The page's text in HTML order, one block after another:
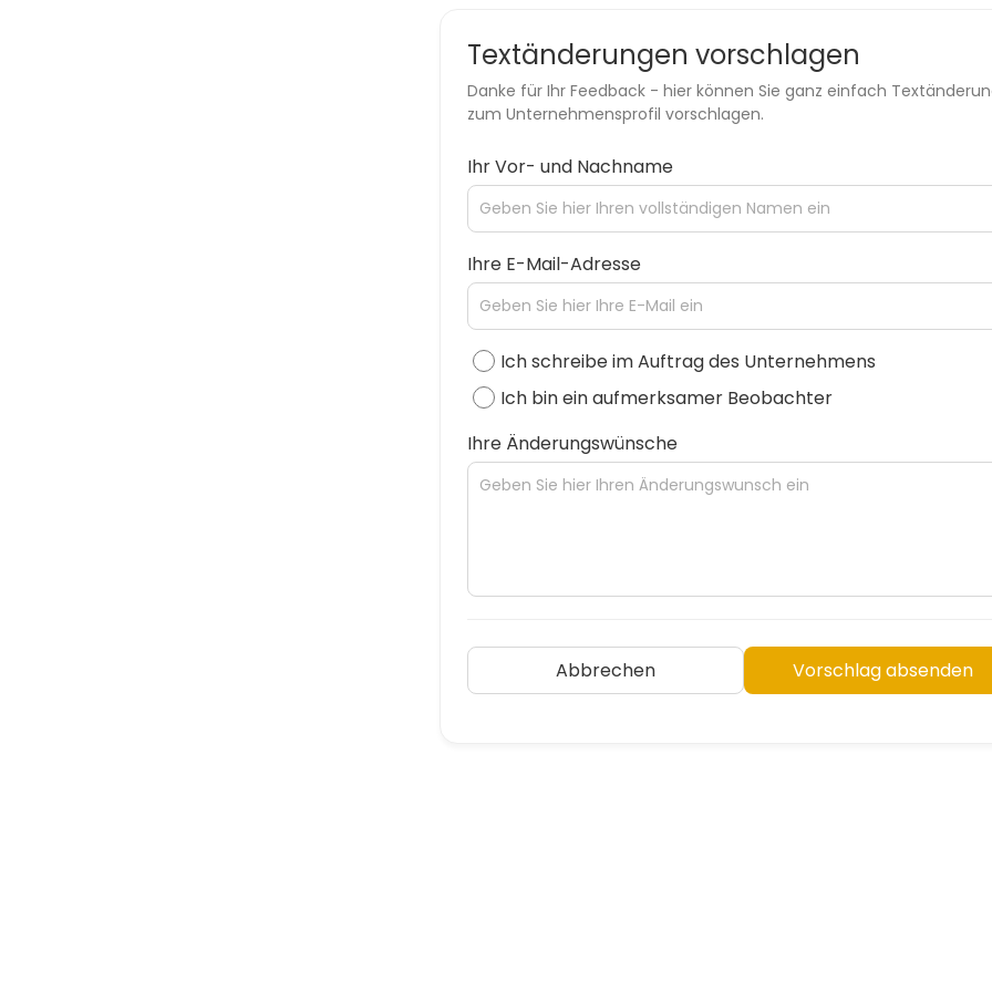
Textänderungen vorschlagen
Danke für Ihr Feedback - hier können Sie ganz einfach
zum Unternehmensprofil vorschlagen.
Ihr Vor- und Nachname
Ihre E-Mail-Adresse
Ich schreibe im Auftrag des Unternehmens
Ich bin ein aufmerksamer Beobachter
Ihre Änderungswünsche
Abbrechen Vorschlag absenden